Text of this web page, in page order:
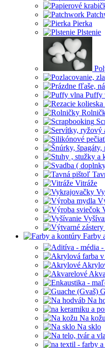
Pierka
Plstenie
Puffy
Vitráže
Farby
Na
Na kožu
Na sklo